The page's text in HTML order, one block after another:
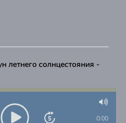
летнего солнцестояния -
0:00